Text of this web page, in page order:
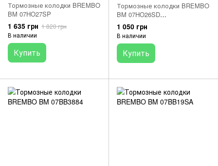
Тормозные колодки BREMBO
BM 07HO27SP
1 635 грн 1 820 грн
В наличии
Купить
Тормозные колодки BREMBO
BM 07HO26SD
36,1x74,9x9,5мм YAMAHA YZ
125 1998-2002
1 050 грн
В наличии
Купить